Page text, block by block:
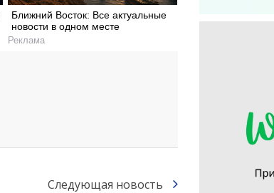
Ближний Восток: Все актуальные
новости в одном месте
Реклама
Следующая новость